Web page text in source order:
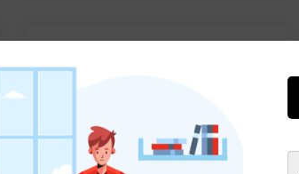
১. রাঁধলা কী রাঁধলা কী? ও বুড়ি? শিলি বলল। ফোকলা
দাঁতে হাসি ফুটল কিরণশশীর। –এখনও কিসু রাঁধি নাই।
রাঁধবোনে। বুড়ির…